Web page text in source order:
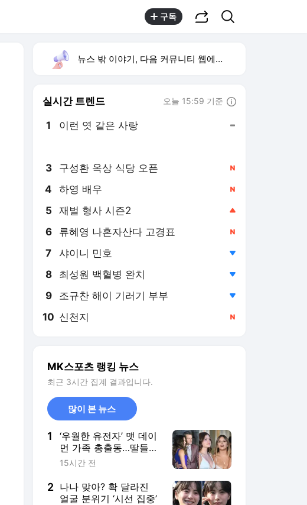
구독
뉴스 밖 이야기, 다음 커뮤니티 웹에서 보기
실시간 트렌드 오늘 15:59 기준
1 이런 엿 같은 사랑
3 구성환 옥상 식당 오픈
4 하영 배우
5 재벌 형사 시즌2
6 류혜영 나혼자산다 고경표
7 샤이니 민호
8 최성원 백혈병 완치
9 조규찬 해이 기러기 부부
10 신천지
MK스포츠 랭킹 뉴스
최근 3시간 집계 결과입니다.
많이 본 뉴스
1
‘우월한 유전자’ 맷 데이
먼 가족 총출동…딸들의
미모까지 빛난 레드카펫
15시간 전
2 나나 맞아? 확 달라진
얼굴 분위기 ‘시선 집중’